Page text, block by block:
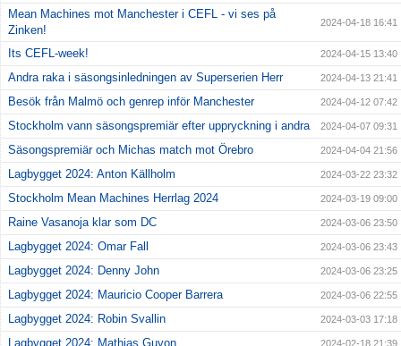
Mean Machines mot Manchester i CEFL - vi ses på
Zinken!
2024-04-18 16:41
Its CEFL-week! 2024-04-15 13:40
Andra raka i säsongsinledningen av Superserien Herr 2024-04-13 21:41
Besök från Malmö och genrep inför Manchester 2024-04-12 07:42
Stockholm vann säsongspremiär efter uppryckning i andra 2024-04-07 09:31
Säsongspremiär och Michas match mot Örebro 2024-04-04 21:56
Lagbygget 2024: Anton Källholm 2024-03-22 23:32
Stockholm Mean Machines Herrlag 2024 2024-03-19 09:00
Raine Vasanoja klar som DC 2024-03-06 23:50
Lagbygget 2024: Omar Fall 2024-03-06 23:43
Lagbygget 2024: Denny John 2024-03-06 23:25
Lagbygget 2024: Mauricio Cooper Barrera 2024-03-06 22:55
Lagbygget 2024: Robin Svallin 2024-03-03 17:18
Lagbygget 2024: Mathias Guyon 2024-02-18 21:39